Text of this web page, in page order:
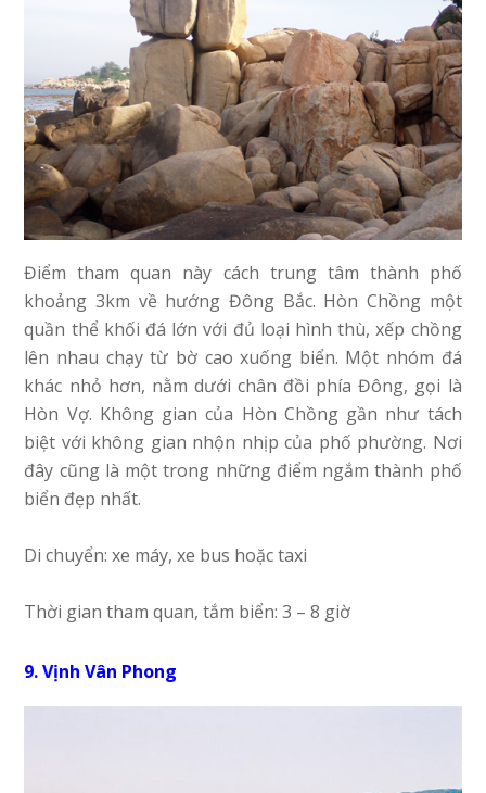
Điểm tham quan này cách trung tâm thành phố
khoảng 3km về hướng Đông Bắc. Hòn Chồng một
quần thể khối đá lớn với đủ loại hình thù, xếp chồng
lên nhau chạy từ bờ cao xuống biển. Một nhóm đá
khác nhỏ hơn, nằm dưới chân đồi phía Đông, gọi là
Hòn Vợ. Không gian của Hòn Chồng gần như tách
biệt với không gian nhộn nhịp của phố phường. Nơi
đây cũng là một trong những điểm ngắm thành phố
biển đẹp nhất.
Di chuyển: xe máy, xe bus hoặc taxi
Thời gian tham quan, tắm biển: 3 – 8 giờ
9. Vịnh Vân Phong